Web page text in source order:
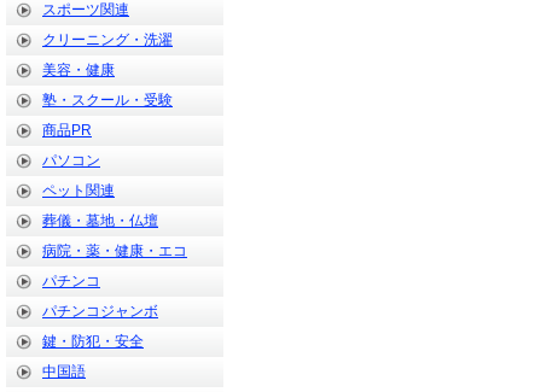
スポーツ関連
クリーニング・洗濯
美容・健康
塾・スクール・受験
商品PR
パソコン
ペット関連
葬儀・墓地・仏壇
病院・薬・健康・エコ
パチンコ
パチンコジャンボ
鍵・防犯・安全
中国語